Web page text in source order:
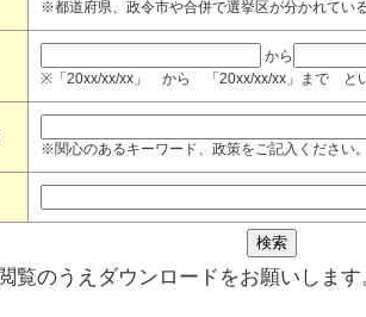
※都道府県、政令市や合併で選挙区が分かれてい
から
※「20xx/xx/xx」 から 「20xx/xx/xx」まで とい
※関心のあるキーワード、政策をご記入ください。
覧のうえダウンロードをお願いします